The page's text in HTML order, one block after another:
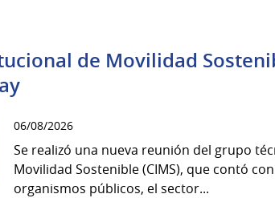
de Movilidad
06/08/2026
Se realizó una nueva reunión del grupo
Movilidad Sostenible (CIMS), que contó
organismos públicos, el sector...